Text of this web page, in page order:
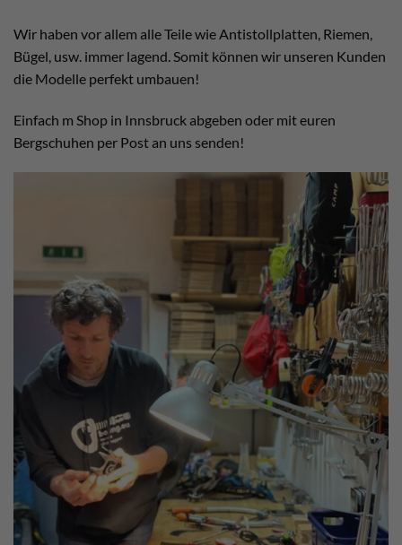
Wir haben vor allem alle Teile wie Antistollplatten, Riemen,
Bügel, usw. immer lagend. Somit können wir unseren Kunden
die Modelle perfekt umbauen!
Einfach m Shop in Innsbruck abgeben oder mit euren
Bergschuhen per Post an uns senden!